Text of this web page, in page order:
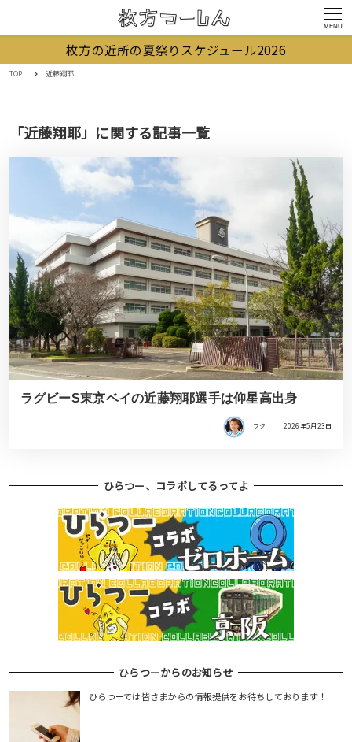
MENU
枚方の近所の夏祭りスケジュール2026
TOP 近藤翔耶
「近藤翔耶」に関する記事一覧
ラグビーS東京ベイの近藤翔耶選手は仰星高出身
フク 2026年5月23日
ひらつー、コラボしてるってよ
ひらつーからのお知らせ
ひらつーでは皆さまからの情報提供をお待ちしております！